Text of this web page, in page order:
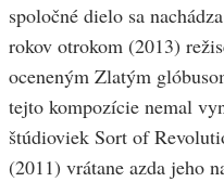
spoločné dielo sa
rokov otrokom (2013)
oceneným Zlatým
tejto kompozície nemal
štúdioviek Sort of
(2011) vrátane azda jeho